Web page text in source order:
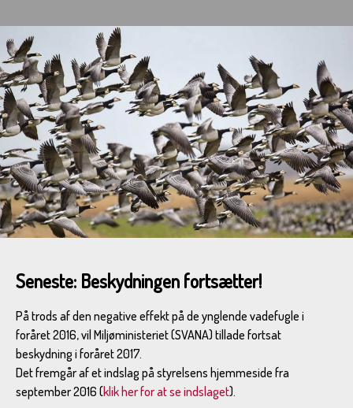
Bramgæs. Foto: Aage Matthiesen
Seneste: Beskydningen fortsætter!
På trods af den negative effekt på de ynglende vadefugle i
foråret 2016, vil Miljøministeriet (SVANA) tillade fortsat
beskydning i foråret 2017.
Det fremgår af et indslag på styrelsens hjemmeside fra
september 2016 (klik her for at se indslaget).